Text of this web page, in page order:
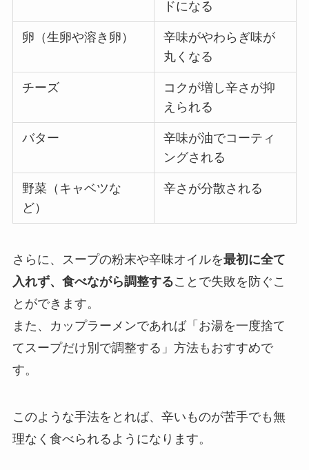
ドになる
卵（生卵や溶き卵）
辛味がやわらぎ味が
丸くなる
チーズ
コクが増し辛さが抑
えられる
バター
辛味が油でコーティ
ングされる
野菜（キャベツな
ど）
辛さが分散される
さらに、スープの粉末や辛味オイルを最初に全て
入れず、食べながら調整することで失敗を防ぐこ
とができます。
また、カップラーメンであれば「お湯を一度捨て
てスープだけ別で調整する」方法もおすすめで
す。
このような手法をとれば、辛いものが苦手でも無
理なく食べられるようになります。